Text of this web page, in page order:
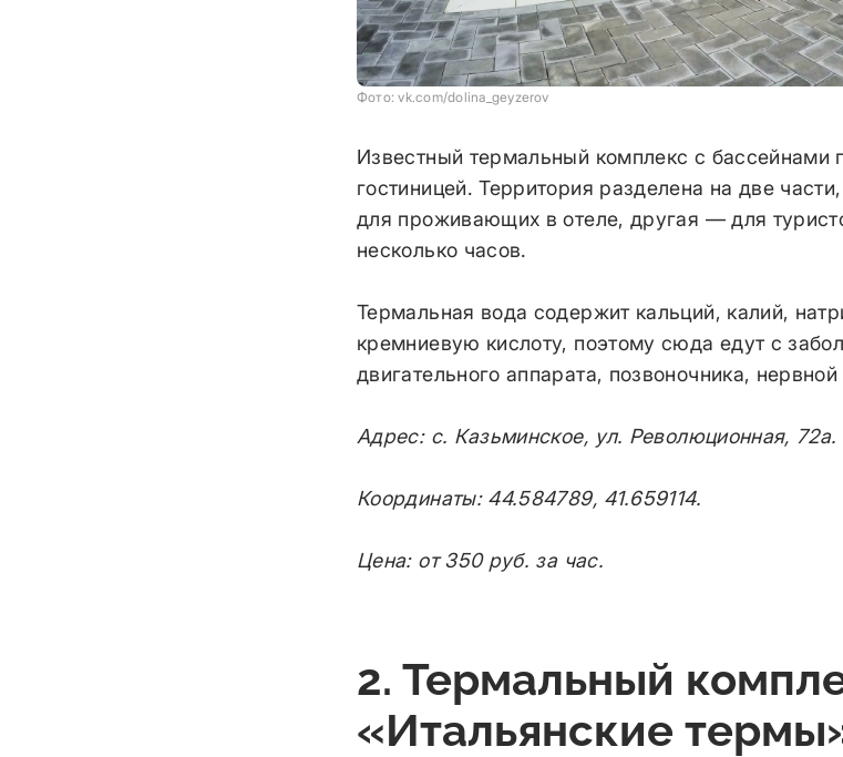
Фото: vk.com/dolina_geyzerov
Известный термальный комплекс с бассейнами
гостиницей. Территория разделена на две
для проживающих в отеле, другая — для
несколько часов.
Термальная вода содержит кальций, калий,
кремниевую кислоту, поэтому сюда едут с
двигательного аппарата, позвоночника,
Адрес: с. Казьминское, ул. Революционная, 72а.
Координаты: 44.584789, 41.659114.
Цена: от 350 руб. за час.
2. Термальный
«Итальянские